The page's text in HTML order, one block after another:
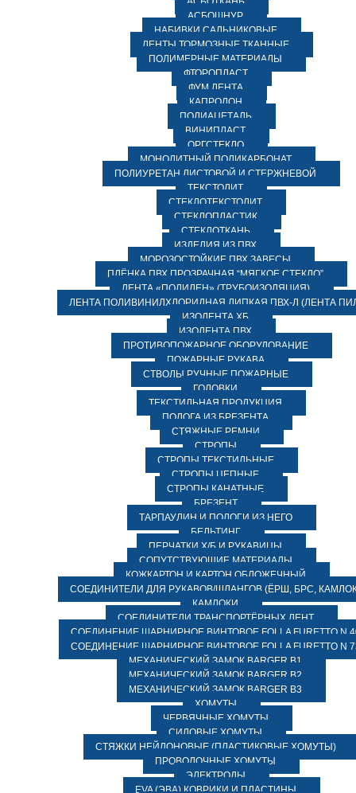
АСБОШНУР
НАБИВКИ САЛЬНИКОВЫЕ
ЛЕНТЫ ТОРМОЗНЫЕ ТКАННЫЕ
ПОЛИМЕРНЫЕ МАТЕРИАЛЫ
ФТОРОПЛАСТ
ФУМ ЛЕНТА
КАПРОЛОН
ПОЛИАЦЕТАЛЬ
ВИНИПЛАСТ
ОРГСТЕКЛО
МОНОЛИТНЫЙ ПОЛИКАРБОНАТ
ПОЛИУРЕТАН ЛИСТОВОЙ И СТЕРЖНЕВОЙ
ТЕКСТОЛИТ
СТЕКЛОТЕКСТОЛИТ
СТЕКЛОПЛАСТИК
СТЕКЛОТКАНЬ
ИЗДЕЛИЯ ИЗ ПВХ
МОРОЗОСТОЙКИЕ ПВХ ЗАВЕСЫ
ПЛЁНКА ПВХ ПРОЗРАЧНАЯ “МЯГКОЕ СТЕКЛО”
ЛЕНТА «ПОЛИЛЕН» (ТРУБОИЗОЛЯЦИЯ)
ЛЕНТА ПОЛИВИНИЛХЛОРИДНАЯ ЛИПКАЯ ПВХ-Л (ЛЕНТА
ИЗОЛЕНТА ХБ
ИЗОЛЕНТА ПВХ
ПРОТИВОПОЖАРНОЕ ОБОРУДОВАНИЕ
ПОЖАРНЫЕ РУКАВА
СТВОЛЫ РУЧНЫЕ ПОЖАРНЫЕ
ГОЛОВКИ
ТЕКСТИЛЬНАЯ ПРОДУКЦИЯ
ПОЛОГА ИЗ БРЕЗЕНТА
СТЯЖНЫЕ РЕМНИ
СТРОПЫ
СТРОПЫ ТЕКСТИЛЬНЫЕ
СТРОПЫ ЦЕПНЫЕ
СТРОПЫ КАНАТНЫЕ
БРЕЗЕНТ
ТАРПАУЛИН И ПОЛОГИ ИЗ НЕГО
БЕЛЬТИНГ
ПЕРЧАТКИ Х/Б И РУКАВИЦЫ
СОПУТСТВУЮЩИЕ МАТЕРИАЛЫ
КОЖКАРТОН И КАРТОН ОБЛОЖЕЧНЫЙ
СОЕДИНИТЕЛИ ДЛЯ РУКАВОВ/ШЛАНГОВ (ЁРШ, БРС,
КАМЛОКИ
СОЕДИНИТЕЛИ ТРАНСПОРТЁРНЫХ ЛЕНТ
СОЕДИНЕНИЕ ШАРНИРНОЕ ВИНТОВОЕ FOLLA FURETTO N
СОЕДИНЕНИЕ ШАРНИРНОЕ ВИНТОВОЕ FOLLA FURETTO N
МЕХАНИЧЕСКИЙ ЗАМОК BARGER B1
МЕХАНИЧЕСКИЙ ЗАМОК BARGER B2
МЕХАНИЧЕСКИЙ ЗАМОК BARGER B3
ХОМУТЫ
ЧЕРВЯЧНЫЕ ХОМУТЫ
СИЛОВЫЕ ХОМУТЫ
СТЯЖКИ НЕЙЛОНОВЫЕ (ПЛАСТИКОВЫЕ ХОМУТЫ)
ПРОВОЛОЧНЫЕ ХОМУТЫ
ЭЛЕКТРОДЫ
EVA (ЭВА) КОВРИКИ И ПЛАСТИНЫ